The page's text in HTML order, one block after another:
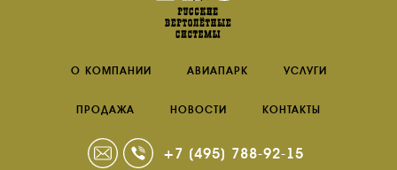
О КОМПАНИИ АВИАПАРК УСЛУГИ
ПРОДАЖА НОВОСТИ КОНТАКТЫ
+7 (495) 788-92-15